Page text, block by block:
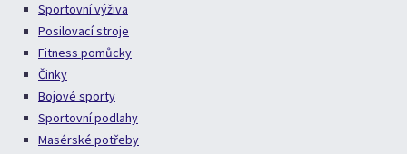
Sportovní výživa
Posilovací stroje
Fitness pomůcky
Činky
Bojové sporty
Sportovní podlahy
Masérské potřeby